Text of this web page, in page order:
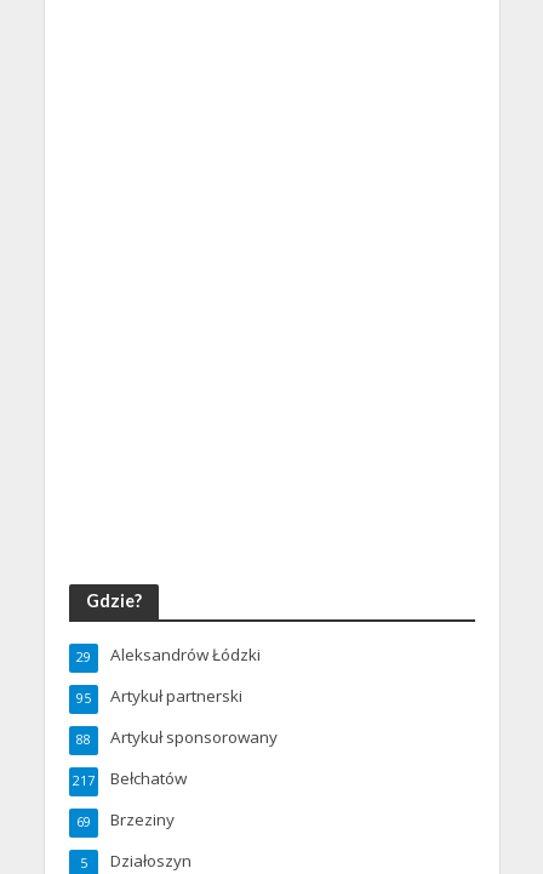
Gdzie?
Aleksandrów Łódzki
29
Artykuł partnerski
95
Artykuł sponsorowany
88
Bełchatów
217
Brzeziny
69
Działoszyn
5